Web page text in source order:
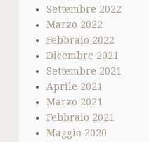
Settembre 2022
Marzo 2022
Febbraio 2022
Dicembre 2021
Settembre 2021
Aprile 2021
Marzo 2021
Febbraio 2021
Maggio 2020